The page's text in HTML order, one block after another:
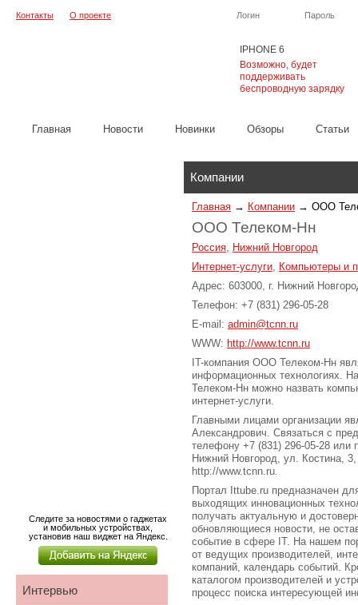
IPHONE 6
Возможно, будет
поддерживать
беспроводную зарядку
Логин Пароль
Контакты О проекте
Главная Новости Новинки Обзоры Cтатьи
Компании
Главная → Компании → ООО
ООО Телеком-Нн
Россия, Нижний Новгород
Интернет-услуги, Компьютеры и
Адрес: 603000, г. Нижний
Телефон: +7 (831) 296-05-28
E-mail: admin@tcnn.ru
WWW: http://www.tcnn.ru
IT-компания ООО Телеком-Нн
информационных технологиях.
Телеком-Нн можно назвать
интернет-услуги.
Главными лицами организации
Александрович. Связаться с
телефону +7 (831) 296-05-28 или
Нижний Новгород, ул. Костина,
http://www.tcnn.ru.
Портал Ittube.ru предназначен
выходящих инновационных
получать актуальную и
обновляющиеся новости, не
событие в сфере IT. На нашем
от ведущих производителей,
компаний, календарь событий.
каталогом производителей и
процесс поиска интересующей
Следите за новостями о гаджетах
и мобильных устройствах,
установив наш виджет на Яндекс.
Интервью